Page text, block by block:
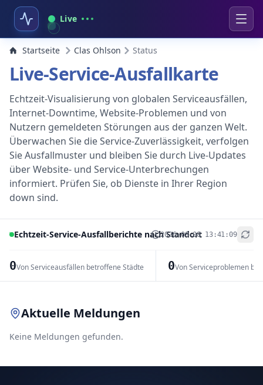
Live
Startseite Clas Ohlson Status
Live-Service-Ausfallkarte
Echtzeit-Visualisierung von globalen Serviceausfällen,
Internet-Downtime, Website-Problemen und von
Nutzern gemeldeten Störungen aus der ganzen Welt.
Überwachen Sie die Service-Zuverlässigkeit, verfolgen
Sie Ausfallmuster und bleiben Sie durch Live-Updates
über Website- und Service-Unterbrechungen
informiert. Prüfen Sie, ob Dienste in Ihrer Region
down sind.
Echtzeit-Service-Ausfallberichte nach Standort
2026-08-08 13:41:09
0Von Serviceausfällen betroffene Städte 0Von Serviceproblemen
+
Aktuelle Meldungen
Keine Meldungen gefunden.